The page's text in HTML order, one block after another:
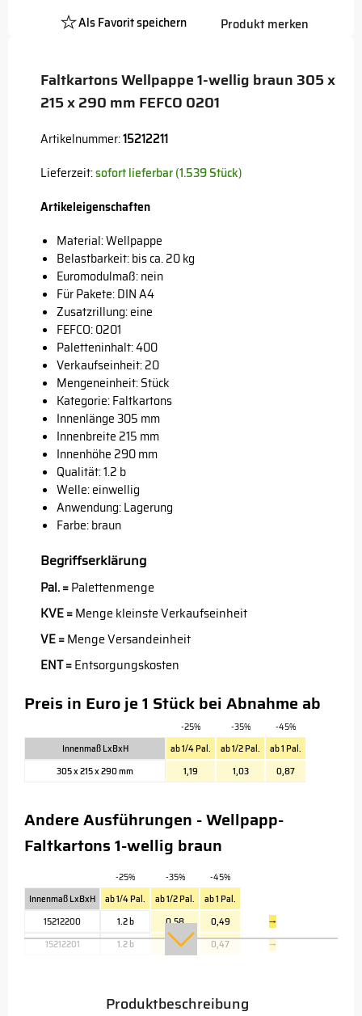
Faltkartons Wellpappe 1-wellig braun 305 x
215 x 290 mm FEFCO 0201
Artikelnummer:15212211
Lieferzeit:sofort lieferbar (1.539 Stück)
Artikeleigenschaften
Material: Wellpappe
Belastbarkeit: bis ca. 20 kg
Euromodulmaß: nein
Für Pakete: DIN A4
Zusatzrillung: eine
FEFCO: 0201
Paletteninhalt: 400
Verkaufseinheit: 20
Mengeneinheit: Stück
Kategorie: Faltkartons
Innenlänge 305 mm
Innenbreite 215 mm
Innenhöhe 290 mm
Qualität: 1.2 b
Welle: einwellig
Anwendung: Lagerung
Farbe: braun
Begriffserklärung
Pal. =Palettenmenge
KVE =Menge kleinste Verkaufseinheit
VE =Menge Versandeinheit
ENT =Entsorgungskosten
Preis in Euro je 1 Stück bei Abnahme ab
-25% -35%
-45%
Innenmaß LxBxH
ab 1/4 Pal. ab 1/2 Pal.
ab 1 Pal.
305 x 215 x 290 mm
1,19 1,03 0,87
Andere Ausführungen - Wellpapp-
Faltkartons 1-wellig braun
-25% -35%
-45%
Innenmaß LxBxH
ab 1/4 Pal. ab 1/2 Pal.
ab 1 Pal.
15212200
1.2 b 0,58 0,49
→
15212201
1.2 b 0,56 0,47 →
Produktbeschreibung
Als Favorit speichern
Platzhalter
Produkt merken